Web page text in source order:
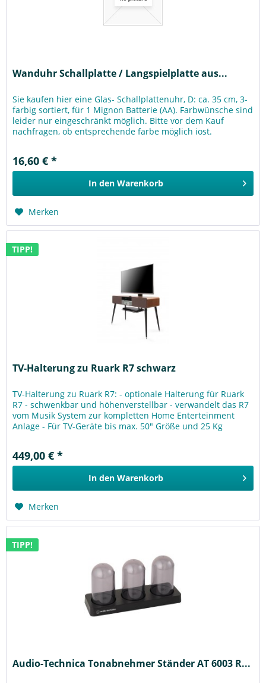
Wanduhr Schallplatte / Langspielplatte aus...
Sie kaufen hier eine Glas- Schallplattenuhr, D: ca. 35 cm, 3-
farbig sortiert, für 1 Mignon Batterie (AA). Farbwünsche sind
leider nur eingeschränkt möglich. Bitte vor dem Kauf
nachfragen, ob entsprechende farbe möglich iost.
16,60 € *
In den Warenkorb
Merken
TIPP!
TV-Halterung zu Ruark R7 schwarz
TV-Halterung zu Ruark R7: - optionale Halterung für Ruark
R7 - schwenkbar und höhenverstellbar - verwandelt das R7
vom Musik System zur kompletten Home Enterteinment
Anlage - Für TV-Geräte bis max. 50" Größe und 25 Kg
449,00 € *
In den Warenkorb
Merken
TIPP!
Audio-Technica Tonabnehmer Ständer AT 6003 R...